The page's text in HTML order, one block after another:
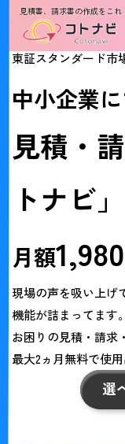
見積書、請求書の作成をこれ
東証スタンダード市
中小企業に
見積 ・ 請
トナ ビ 」
月額1,980
現場の声を吸い上げ
機能が詰まってます。
お困りの見積・請求
最大2ヵ月無料で使
選